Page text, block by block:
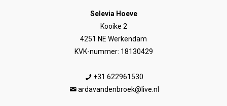
Selevia Hoeve
Kooike 2
4251 NE Werkendam
KVK-nummer: 18130429
+31 622961530
ardavandenbroek@live.nl